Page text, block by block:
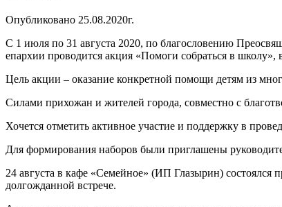
Опубликовано 25.08.2020г.
С 1 июля по 31 августа 2020, по благословению
епархии проводится акция «Помоги собраться в
Цель акции – оказание конкретной помощи детям из
Силами прихожан и жителей города, совместно с
Хочется отметить активное участие и поддержку в
Для формирования наборов были приглашены
24 августа в кафе «Семейное» (ИП Глазырин) состоялся
долгожданной встрече.